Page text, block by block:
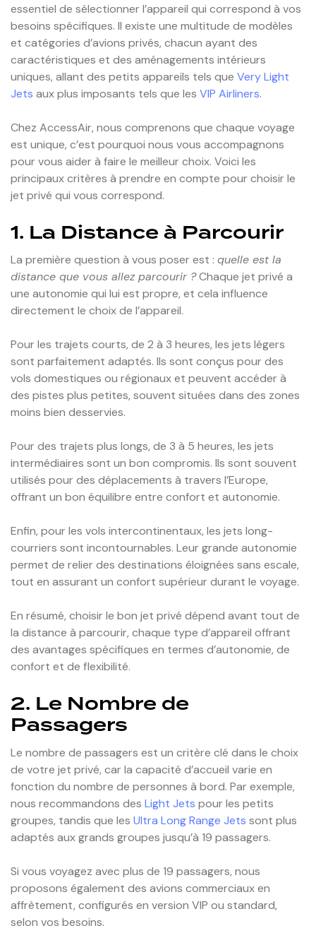
essentiel de sélectionner l’appareil qui correspond à vos
besoins spécifiques. Il existe une multitude de modèles
et catégories d’avions privés, chacun ayant des
caractéristiques et des aménagements intérieurs
uniques, allant des petits appareils tels que Very Light
Jets aux plus imposants tels que les VIP Airliners.
Chez AccessAir, nous comprenons que chaque voyage
est unique, c’est pourquoi nous vous accompagnons
pour vous aider à faire le meilleur choix. Voici les
principaux critères à prendre en compte pour choisir le
jet privé qui vous correspond.
1. La Distance à Parcourir
La première question à vous poser est : quelle est la
distance que vous allez parcourir ?Chaque jet privé a
une autonomie qui lui est propre, et cela influence
directement le choix de l’appareil.
Pour les trajets courts, de 2 à 3 heures, les jets légers
sont parfaitement adaptés. Ils sont conçus pour des
vols domestiques ou régionaux et peuvent accéder à
des pistes plus petites, souvent situées dans des zones
moins bien desservies.
Pour des trajets plus longs, de 3 à 5 heures, les jets
intermédiaires sont un bon compromis. Ils sont souvent
utilisés pour des déplacements à travers l’Europe,
offrant un bon équilibre entre confort et autonomie.
Enfin, pour les vols intercontinentaux, les jets long-
courriers sont incontournables. Leur grande autonomie
permet de relier des destinations éloignées sans escale,
tout en assurant un confort supérieur durant le voyage.
En résumé, choisir le bon jet privé dépend avant tout de
la distance à parcourir, chaque type d’appareil offrant
des avantages spécifiques en termes d’autonomie, de
confort et de flexibilité.
2. Le Nombre de
Passagers
Le nombre de passagers est un critère clé dans le choix
de votre jet privé, car la capacité d’accueil varie en
fonction du nombre de personnes à bord. Par exemple,
nous recommandons des Light Jets pour les petits
groupes, tandis que les Ultra Long Range Jets sont plus
adaptés aux grands groupes jusqu’à 19 passagers.
Si vous voyagez avec plus de 19 passagers, nous
proposons également des avions commerciaux en
affrètement, configurés en version VIP ou standard,
selon vos besoins.